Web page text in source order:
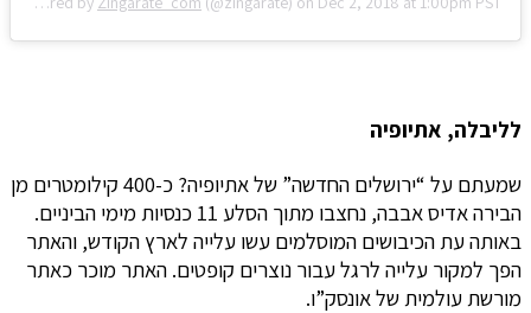
לליבלה, אתיופיה
שמעתם על “ירושלים החדשה” של אתיופיה? כ-400 קילומטרים מן
הבירה אדיס אבבה, נחצבו מתוך הסלע 11 כנסיות מימי הביניים.
באותה עת הכיבושים המוסלמים עשו עלייה לארץ הקודש, והאתר
הפך למקור עלייה לרגל עבור נוצרים קופטים. האתר מוכר כאתר
מורשת עולמית של אונסק”ו.